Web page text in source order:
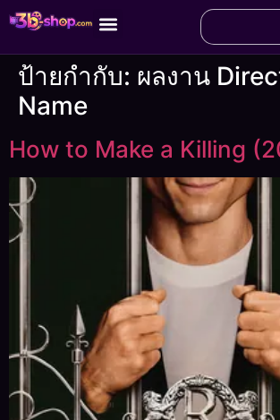
ป้ายกำกับ: ผลงาน
Name
How to Make a Killing